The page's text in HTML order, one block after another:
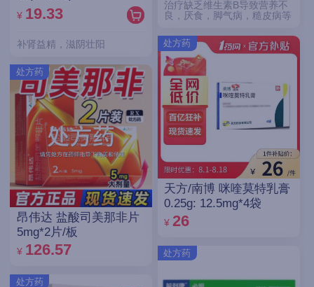
¥ 19.33
补肾益精，滋阴壮阳
处方药
昂伟达 盐酸司美那非片
5mg*2片/板
¥ 126.57
处方药
治疗缺乏维生素B导致营养不
良，厌食，脚气病，糙皮病等
处方药
天方/南博 咪喹莫特乳膏
0.25g: 12.5mg*4袋
¥ 26
处方药